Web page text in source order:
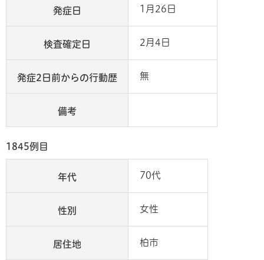
発症日 1月26日
検査確定日 2月4日
発症2日前からの行動歴 無
備考
1845例目
年代 70代
性別 女性
居住地 柏市